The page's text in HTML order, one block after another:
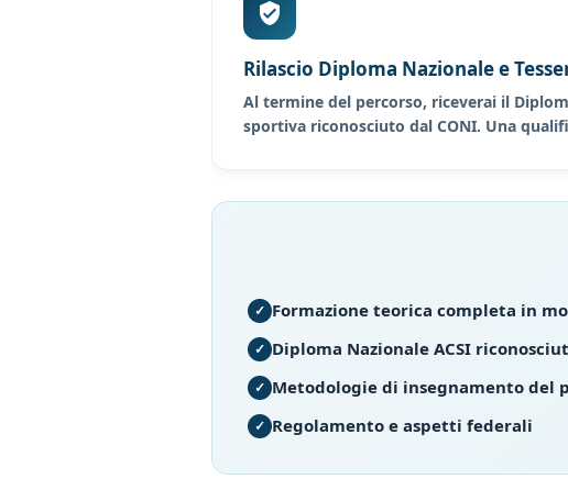
Rilascio Diploma Nazionale e
Al termine del percorso, riceverai il
sportiva riconosciuto dal CONI. Una
Formazione teorica completa in
Diploma Nazionale ACSI
Metodologie di insegnamento del
Regolamento e aspetti federali